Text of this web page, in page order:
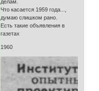
делам.
Что касается 1959 года...,
думаю слишком рано.
Есть такие объявления в
газетах
1960